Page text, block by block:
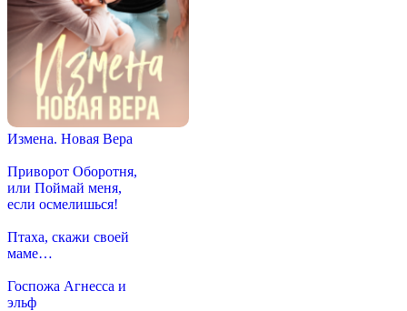
Измена. Новая Вера
Приворот Оборотня,
или Поймай меня,
если осмелишься!
Птаха, скажи своей
маме…
Госпожа Агнесса и
эльф